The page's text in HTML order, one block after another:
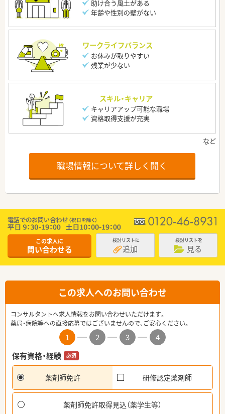
助け合う風土がある
年齢や性別の壁がない
ワークライフバランス
お休みが取りやすい
残業が少ない
スキル・キャリア
キャリアアップ可能な職場
資格取得支援が充実
職場情報について詳しく聞く
この求人に
問い合わせる
検討リストに
追加
検討リストを
見る
この求人へのお問い合わせ
コンサルタントへ求人情報をお問い合わせいただけます。
薬局・病院等への直接応募ではございませんので、ご安心ください。
1 2 3
4
保有資格・経験
必須
薬剤師免許 研修認定薬剤師
薬剤師免許取得見込（薬学生等）